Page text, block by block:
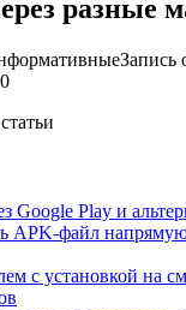
разные
Запись
Google Play и
APK-файл
с установкой на